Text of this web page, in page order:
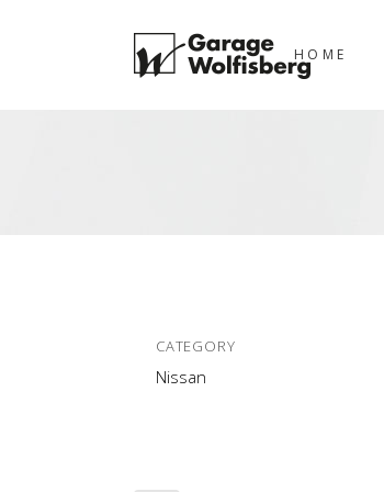
HOME
CATEGORY
Nissan